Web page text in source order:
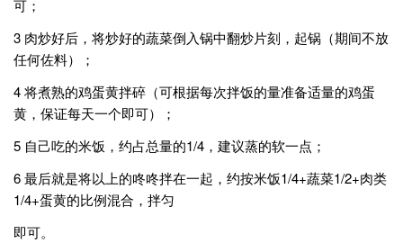
可；
3 肉炒好后，将炒好的蔬菜倒入锅中翻炒片刻，起锅（期间不放
任何佐料）；
4 将煮熟的鸡蛋黄拌碎（可根据每次拌饭的量准备适量的鸡蛋
黄，保证每天一个即可）；
5 自己吃的米饭，约占总量的1/4，建议蒸的软一点；
6 最后就是将以上的咚咚拌在一起，约按米饭1/4+蔬菜1/2+肉类
1/4+蛋黄的比例混合，拌匀
即可。